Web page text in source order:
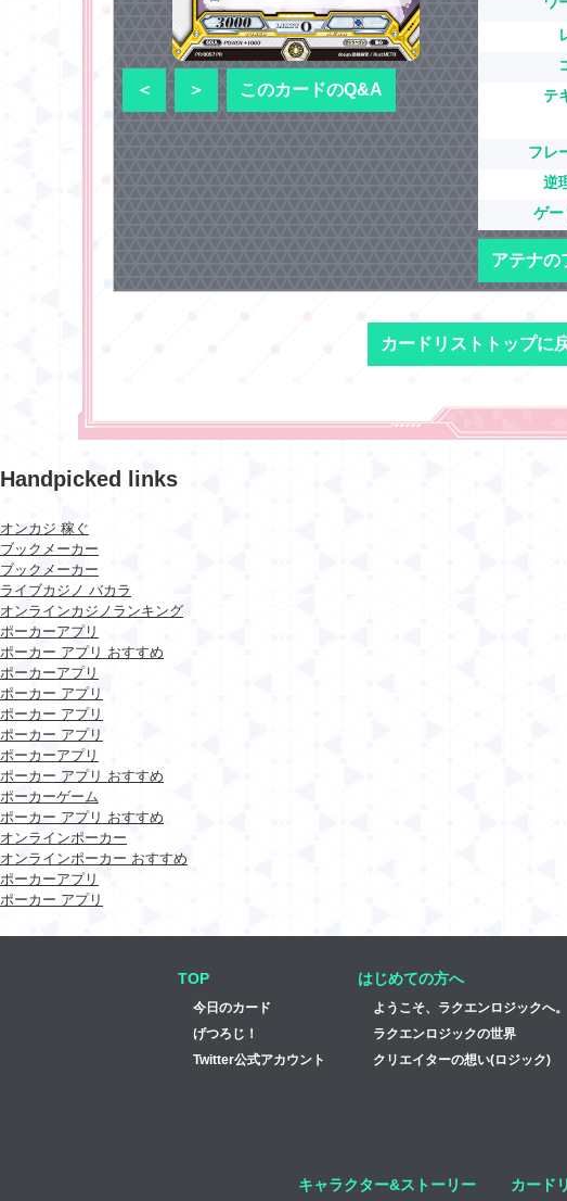
テ
フレ
逆
ゲー
アテナの
＜ ＞ このカードのQ&A
カードリストトップに
Handpicked links
オンカジ 稼ぐ
ブックメーカー
ブックメーカー
ライブカジノ バカラ
オンラインカジノランキング
ポーカーアプリ
ポーカー アプリ おすすめ
ポーカーアプリ
ポーカー アプリ
ポーカー アプリ
ポーカー アプリ
ポーカーアプリ
ポーカー アプリ おすすめ
ポーカーゲーム
ポーカー アプリ おすすめ
オンラインポーカー
オンラインポーカー おすすめ
ポーカーアプリ
ポーカー アプリ
TOP
今日のカード
げつろじ！
Twitter公式アカウント
はじめての方へ
ようこそ、ラクエンロジックへ。
ラクエンロジックの世界
クリエイターの想い(ロジック)
キャラクター&ストーリー カード